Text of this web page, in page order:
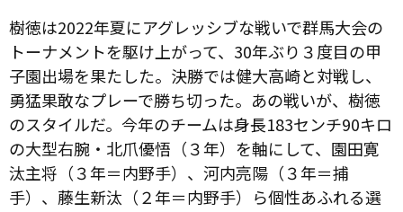
樹徳は2022年夏にアグレッシブな戦いで群馬大会の
トーナメントを駆け上がって、30年ぶり３度目の甲
子園出場を果たした。決勝では健大高崎と対戦し、
勇猛果敢なプレーで勝ち切った。あの戦いが、樹徳
のスタイルだ。今年のチームは身長183センチ90キロ
の大型右腕・北爪優悟（３年）を軸にして、園田寛
汰主将（３年＝内野手）、河内亮陽（３年＝捕
手）、藤生新汰（２年＝内野手）ら個性あふれる選